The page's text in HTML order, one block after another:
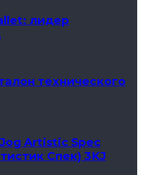
лидер
технического
Artistic Spec
Спек) 3KJ